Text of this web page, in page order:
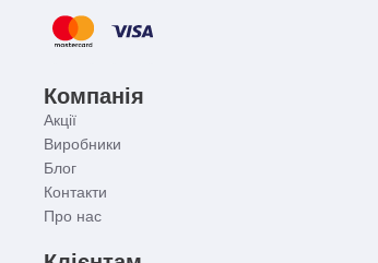
Компанія
Акції
Виробники
Блог
Контакти
Про нас